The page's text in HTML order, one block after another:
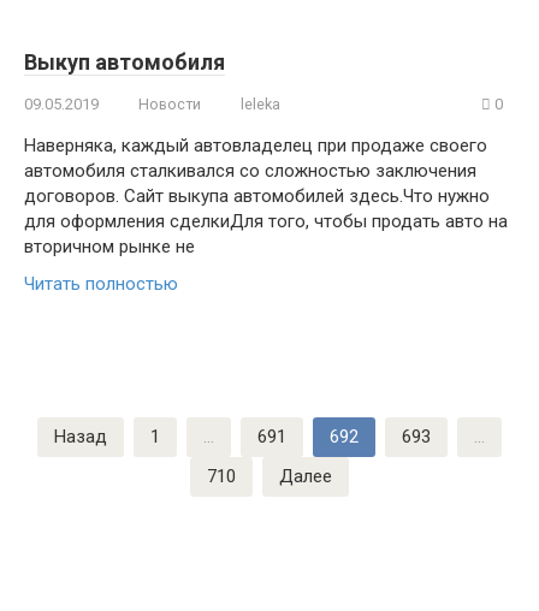
Выкуп автомобиля
09.05.2019 Новости leleka 0
Наверняка, каждый автовладелец при продаже своего
автомобиля сталкивался со сложностью заключения
договоров. Сайт выкупа автомобилей здесь.Что нужно
для оформления сделкиДля того, чтобы продать авто на
вторичном рынке не
Читать полностью
Пагинация
записей
Назад 1 … 691 692 693
…
710
Далее